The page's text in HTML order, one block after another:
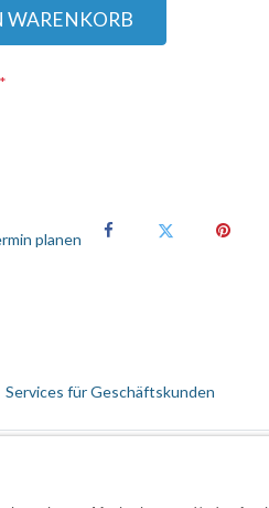
WARENKORB
planen
Services für Geschäftskunden
und UPC-A, wodurch er sich für